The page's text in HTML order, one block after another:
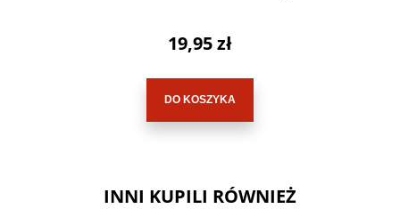
19,95 zł
DO KOSZYKA
INNI KUPILI RÓWNIEŻ